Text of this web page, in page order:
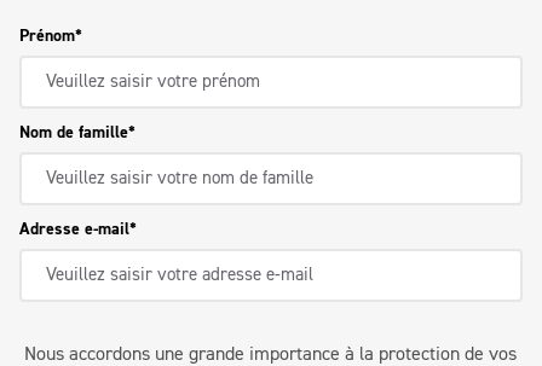
Prénom
Nom de famille
Adresse e-mail
Nous accordons une grande importance à la protection de vos